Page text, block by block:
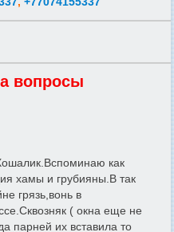
вопросы
как
хамы и грубияны.В так
грязь,вонь в
( окна еще не
парней их вставила то